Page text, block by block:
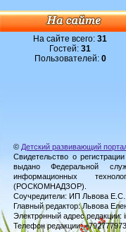
На сайте всего:31
Гостей:31
Пользователей: 0
© Детский развивающий
Свидетельство о
выдано Федеральной
информационных
(РОСКОМНАДЗОР).
Соучредители: ИП Львова
Главный редактор: Львова
Электронный адрес редакции:
Телефон редакции: